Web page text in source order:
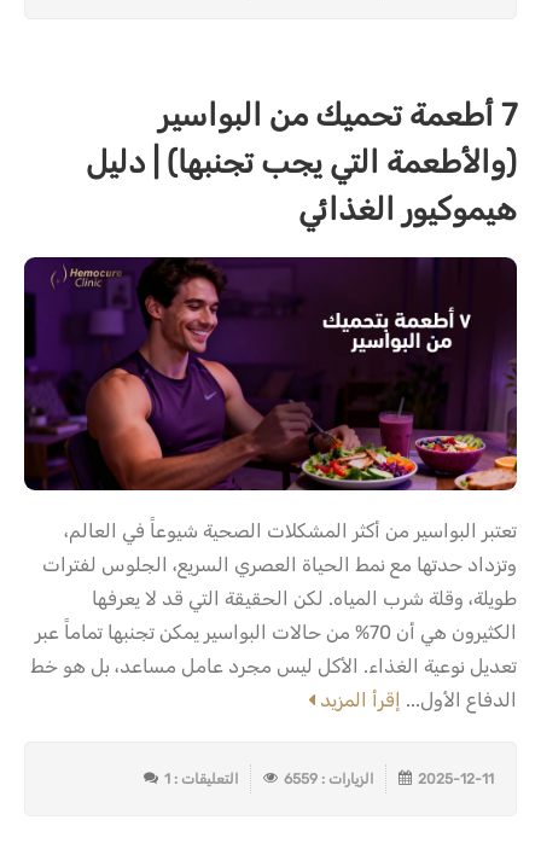
7 أطعمة تحميك من البواسير
(والأطعمة التي يجب تجنبها) | دليل
هيموكيور الغذائي
تعتبر البواسير من أكثر المشكلات الصحية شيوعاً في العالم،
وتزداد حدتها مع نمط الحياة العصري السريع، الجلوس لفترات
طويلة، وقلة شرب المياه. لكن الحقيقة التي قد لا يعرفها
الكثيرون هي أن 70% من حالات البواسير يمكن تجنبها تماماً عبر
تعديل نوعية الغذاء. الأكل ليس مجرد عامل مساعد، بل هو خط
الدفاع الأول... إقرأ المزيد
2025-12-11 الزيارات : 6559 التعليقات : 1